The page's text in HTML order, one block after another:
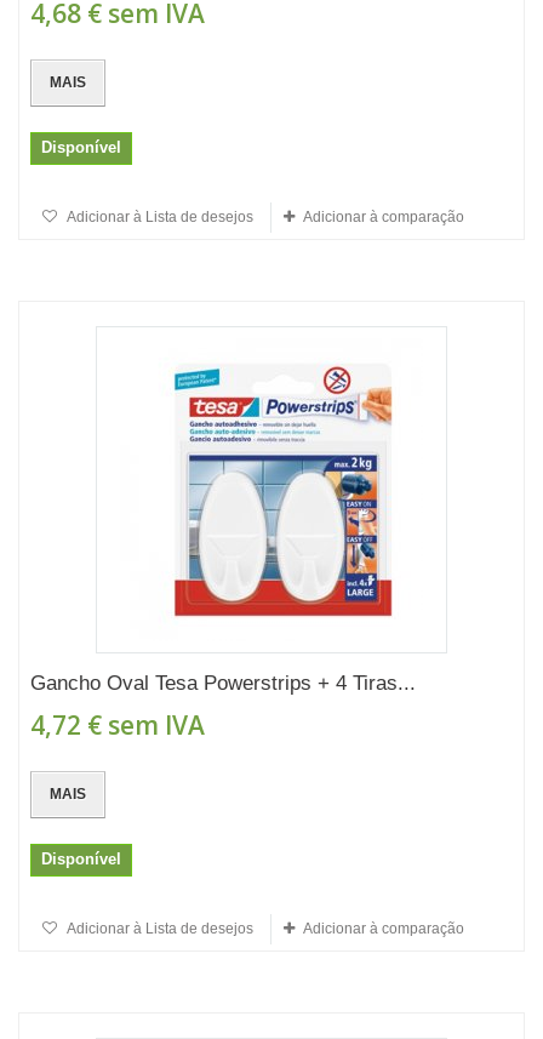
4,68 € sem IVA
MAIS
Disponível
Adicionar à Lista de desejos Adicionar à comparação
Gancho Oval Tesa Powerstrips + 4 Tiras...
4,72 € sem IVA
MAIS
Disponível
Adicionar à Lista de desejos Adicionar à comparação